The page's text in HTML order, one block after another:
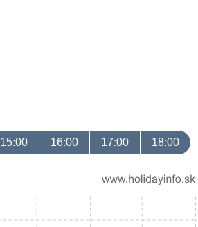
15:00 16:00 17:00 18:00